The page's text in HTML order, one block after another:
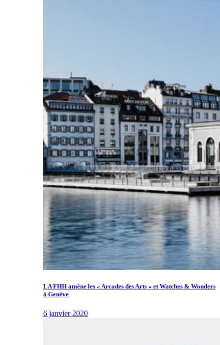
LA FHH amène les « Arcades des Arts » et Watches & Wonders
à Genève
6 janvier 2020